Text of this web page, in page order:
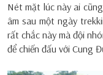
Nét mặt lúc này ai
âm sau một ngày
rất chắc này mà đội
để chiến đấu với Cung